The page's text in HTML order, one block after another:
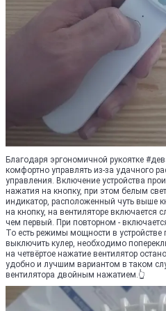
Благодаря эргономичной рукоятке
комфортно управлять из-за удачного
управления. Включение устройства
нажатия на кнопку, при этом белым
индикатор, расположенный чуть выше
на кнопку, на вентиляторе
чем первый. При повторном -
То есть режимы мощности в устройстве
выключить кулер, необходимо
на четвёртое нажатие вентилятор
удобно и лучшим вариантом в таком
вентилятора двойным нажатием.👆